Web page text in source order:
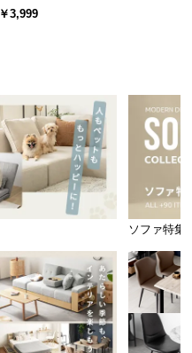
スチール 4段階高さ調節 サイドフ
￥3,999
ソファ特集